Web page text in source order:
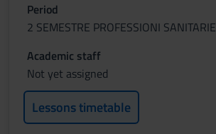
Period
2 SEMESTRE PROFESSIONI SANITARIE
Academic staff
Not yet assigned
Lessons timetable